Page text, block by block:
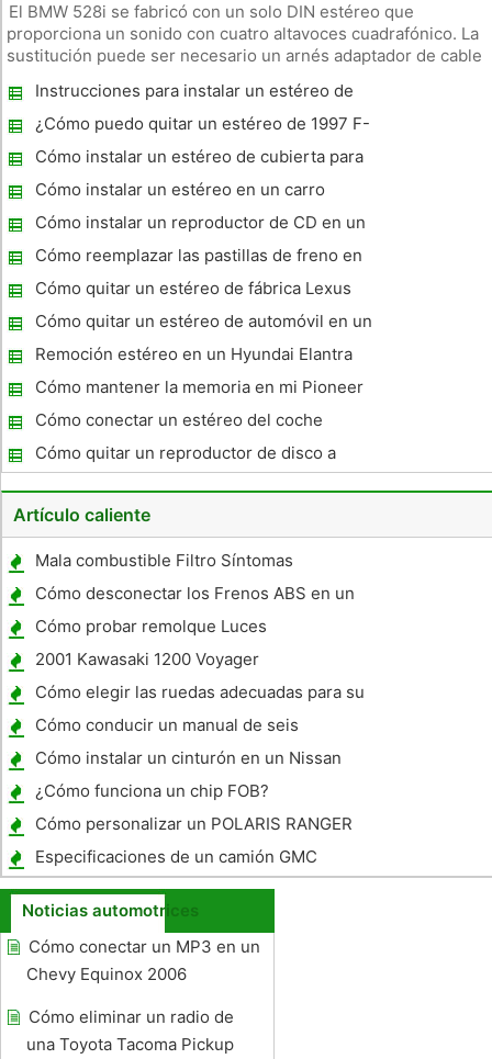
El BMW 528i se fabricó con un solo DIN estéreo que
proporciona un sonido con cuatro altavoces cuadrafónico. La
sustitución puede ser necesario un arnés adaptador de cable
sea más fácil. El instalador promedio estéreo patio trasero
puede re
Instrucciones para instalar un estéreo de
automóvil en un Impala 2005
¿Cómo puedo quitar un estéreo de 1997 F-
150?
Cómo instalar un estéreo de cubierta para
automóviles
Cómo instalar un estéreo en un carro
Honda Accord EX
Cómo instalar un reproductor de CD en un
S500
Cómo reemplazar las pastillas de freno en
un C230 Sport 2004
Cómo quitar un estéreo de fábrica Lexus
Cómo quitar un estéreo de automóvil en un
Cadillac DeVille
Remoción estéreo en un Hyundai Elantra
2007
Cómo mantener la memoria en mi Pioneer
DEH-P5100UB
Cómo conectar un estéreo del coche
Blaupunkt
Cómo quitar un reproductor de disco a
partir de un Audi TT
Artículo caliente
Mala combustible Filtro Síntomas
Cómo desconectar los Frenos ABS en un
Chevy Venture
Cómo probar remolque Luces
2001 Kawasaki 1200 Voyager
Especificaciones
Cómo elegir las ruedas adecuadas para su
coche de carreras
Cómo conducir un manual de seis
velocidades Mazda RX-8
Cómo instalar un cinturón en un Nissan
Pickup Truck 1995
¿Cómo funciona un chip FOB?
Cómo personalizar un POLARIS RANGER
Especificaciones de un camión GMC
Medium-Duty
Noticias automotrices
Cómo conectar un MP3 en un
Chevy Equinox 2006
Cómo eliminar un radio de
una Toyota Tacoma Pickup